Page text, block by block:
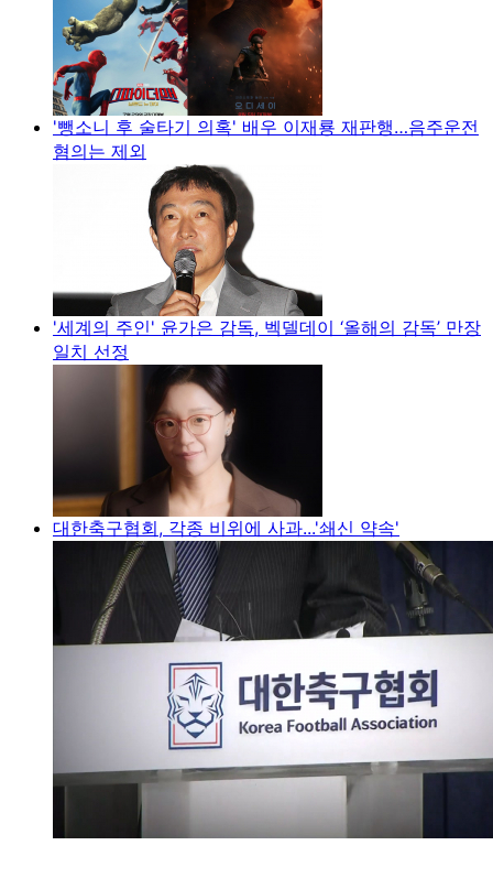
'뺑소니 후 술타기 의혹' 배우 이재룡 재판행…음주운전
혐의는 제외
'세계의 주인' 윤가은 감독, 벡델데이 ‘올해의 감독’ 만장
일치 선정
대한축구협회, 각종 비위에 사과...'쇄신 약속'